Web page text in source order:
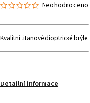
Neohodnoceno
Kvalitní titanové dioptrické brýle.
Detailní informace